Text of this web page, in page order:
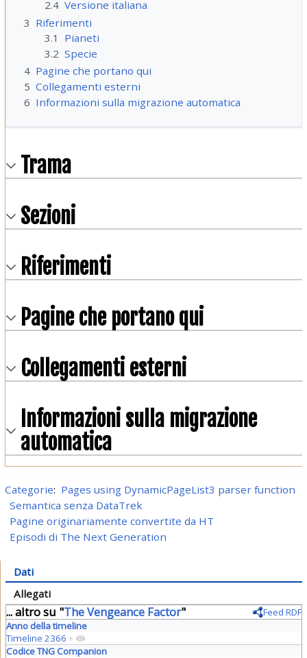
2.4 Versione italiana
3 Riferimenti
3.1
Pianeti
3.2 Specie
4 Pagine che portano qui
5 Collegamenti esterni
6 Informazioni sulla migrazione automatica
Trama
Sezioni
Riferimenti
Pagine che portano qui
Collegamenti esterni
Informazioni sulla migrazione
automatica
Categorie: Pages using DynamicPageList3 parser function
Semantica senza DataTrek
Pagine originariamente convertite da HT
Episodi di The Next Generation
Dati
Allegati
... altro su "The Vengeance Factor"
Feed RDF
Anno della timeline
Timeline 2366 +
Codice TNG Companion